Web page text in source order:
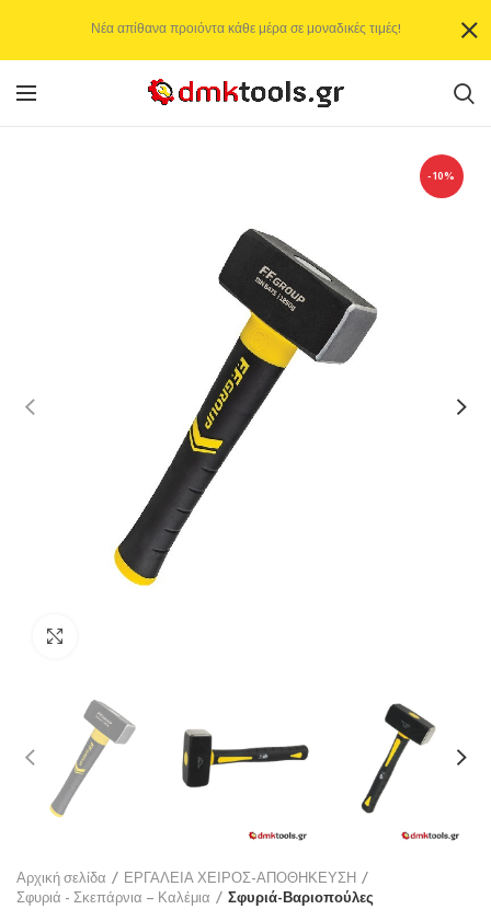
-10%
Αρχική σελίδα
ΕΡΓΑΛΕΙΑ ΧΕΙΡΟΣ-ΑΠΟΘΗΚΕΥΣΗ
Σφυριά - Σκεπάρνια – Καλέμια
Σφυριά-Βαριοπούλες
Νέα απίθανα προιόντα κάθε μέρα σε μοναδικές τιμές!